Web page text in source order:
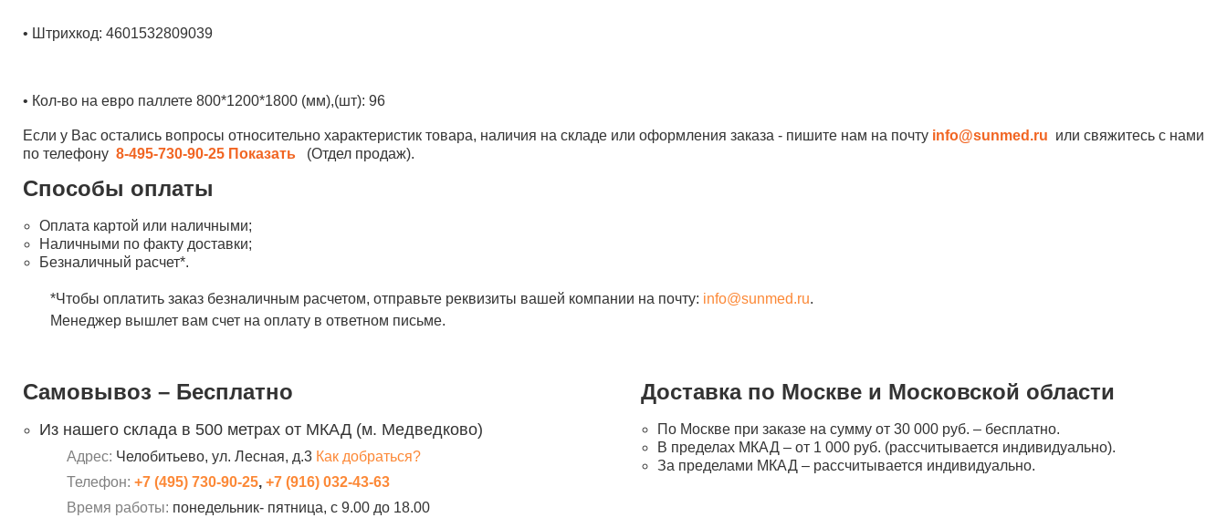
• Штрихкод: 4601532809039
• Кол-во на евро паллете 800*1200*1800 (мм),(шт): 96
Если у Вас остались вопросы относительно характеристик товара, наличия на складе или оформления заказа - пишите нам на почту info@sunmed.ru или свяжитесь с нами
по телефону 8-495-730-90-25 Показать (Отдел продаж).
Способы оплаты
Оплата картой или наличными;
Наличными по факту доставки;
Безналичный расчет*.
*Чтобы оплатить заказ безналичным расчетом, отправьте реквизиты вашей компании на почту: info@sunmed.ru.
Менеджер вышлет вам счет на оплату в ответном письме.
Самовывоз – Бесплатно
Из нашего склада в 500 метрах от МКАД (м. Медведково)
Адрес: Челобитьево, ул. Лесная, д.3 Как добраться?
Телефон: +7 (495) 730-90-25, +7 (916) 032-43-63
Время работы: понедельник- пятница, с 9.00 до 18.00
Доставка по Москве и Московской области
По Москве при заказе на сумму от 30 000 руб. – бесплатно.
В пределах МКАД – от 1 000 руб. (рассчитывается индивидуально).
За пределами МКАД – рассчитывается индивидуально.